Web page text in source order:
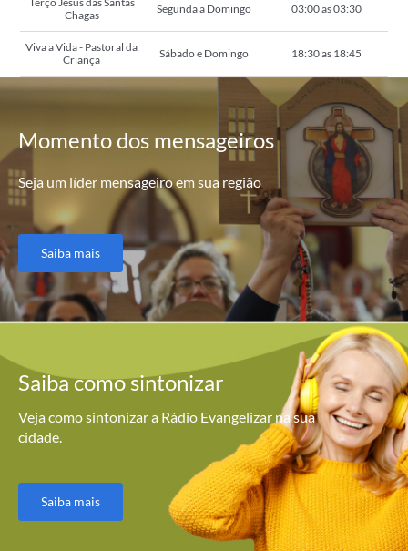
Chagas
Segunda a Domingo 03:00 as 03:30
Viva a Vida - Pastoral da
Criança
Sábado e Domingo 18:30 as 18:45
Momentodos mensageiros
Seja um líder mensageiro em sua região
Saiba mais
Saiba comosintonizar
Veja como sintonizar a Rádio Evangelizar na sua
cidade.
Saiba mais